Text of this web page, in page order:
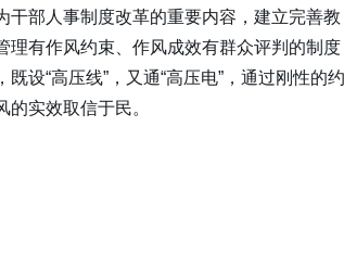
部人事制度改革的重要内容，建立完善教
理有作风约束、作风成效有群众评判的制度
设“高压线”，又通“高压电”，通过刚性的约
实效取信于民。